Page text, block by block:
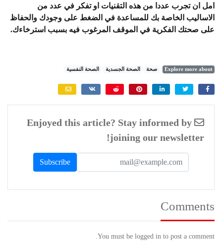
امل ان تجرب عددا من هذه التقنيات او تفكر في عدد من
الاساليب الخاصة بك للمساعدة في الضغط على وجودك والحفاظ
على صحتك الفكرية في الموقف المرغوب فيه بسبب استرخاءك.
Explore more about صحة الصحة الجسدية الصحة النفسية
Enjoyed this article? Stay informed by
joining our newsletter!
Comments
You must be logged in to post a comment.